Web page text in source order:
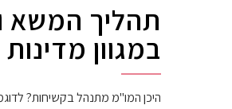
תהליך המשא
במגוון מדינות
היכן המו"מ מתנהל בקשיחות?